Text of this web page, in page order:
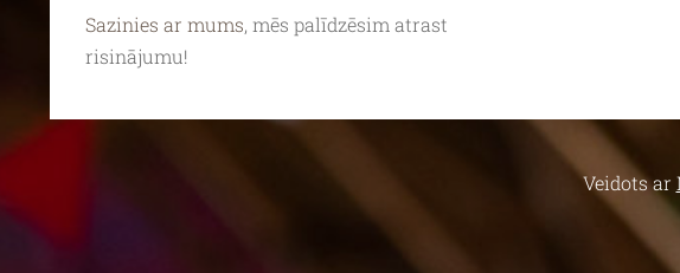
Sazinies ar mums, mēs palīdzēsim atrast
risinājumu!
Veidots ar